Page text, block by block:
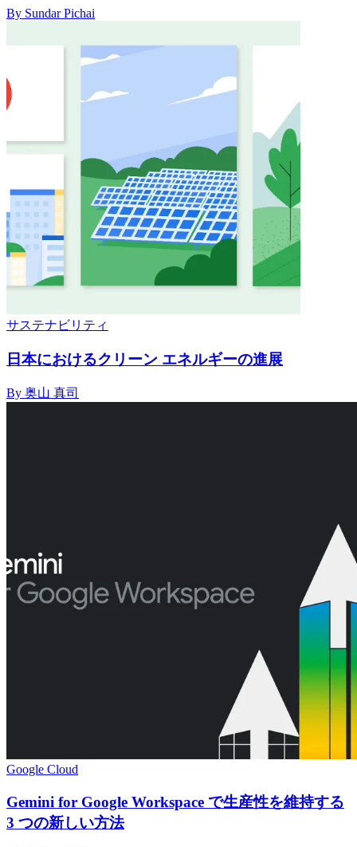
By Sundar Pichai
サステナビリティ
日本におけるクリーン エネルギーの進展
By 奥山 真司
Google Cloud
Gemini for Google Workspace で生産性を維持する
3 つの新しい方法